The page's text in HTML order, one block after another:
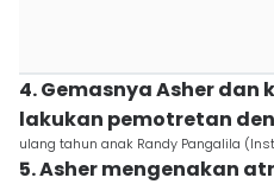
4. Gemasnya Asher dan
lakukan pemotretan
ulang tahun anak Randy Pangalila
5. Asher mengenakan